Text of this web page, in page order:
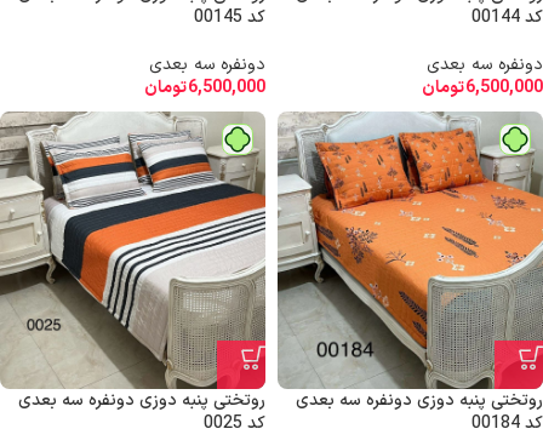
کد 00144
دونفره سه بعدی
6,500,000تومان
کد 00145
دونفره سه بعدی
6,500,000تومان
روتختی پنبه دوزی دونفره سه بعدی
کد 00184
روتختی پنبه دوزی دونفره سه بعدی
کد 0025